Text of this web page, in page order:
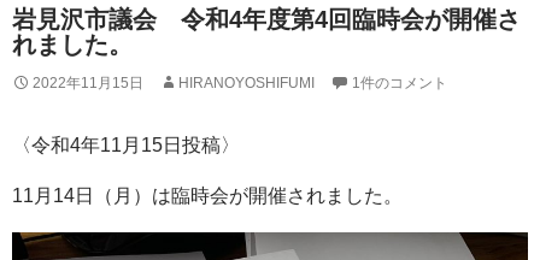
ツ
へ
移
動
岩見沢市議会 令和4年度第4回臨時会が開催さ
れました。
2022年11月15日 HIRANOYOSHIFUMI 1件のコメント
〈令和4年11月15日投稿〉
11月14日（月）は臨時会が開催されました。